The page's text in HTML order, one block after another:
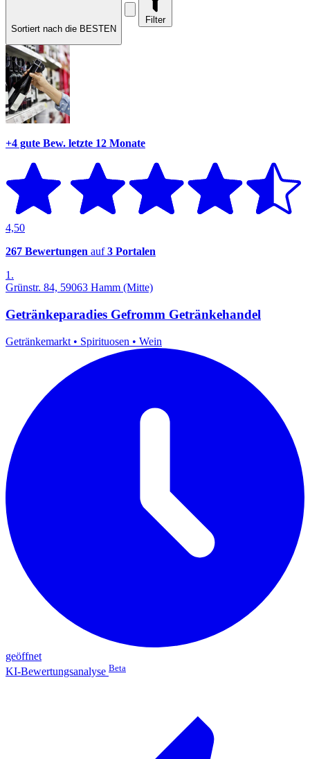
Sortiert nach die BESTEN
Filter
+4 gute Bew. letzte 12 Monate
4,50
267 Bewertungen auf3 Portalen
1.
Grünstr. 84, 59063 Hamm (Mitte)
Getränkeparadies Gefromm Getränkehandel
Getränkemarkt • Spirituosen • Wein
geöffnet
KI-Bewertungsanalyse Beta